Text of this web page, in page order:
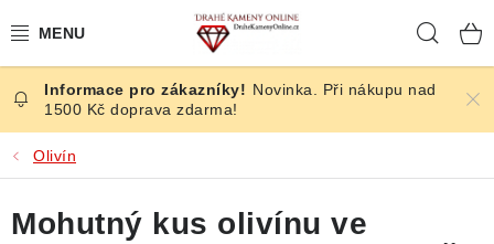
na
ČESKÉ KAMENY
ŠPERKY
KAMENY ZE SVĚTA
Novinka. Při nákupu nad
1500 Kč doprava zdarma!
Olivín
Mohutný kus olivínu ve